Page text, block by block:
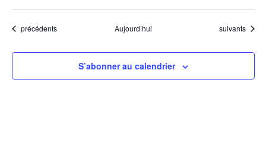
Évènements
précédents Aujourd’hui Évènements
suivants
S’abonner au calendrier